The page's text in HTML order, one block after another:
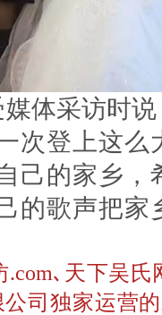
体采访时说
次登上这么
己的家乡，
的歌声把家
.com､天下吴
司独家运营